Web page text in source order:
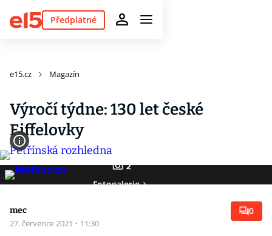
Předplatné
e15.cz Magazín
Výročí týdne: 130 let české
Eiffelovky
2
Fotogalerie
mec
27. července 2021 · 11:30
0